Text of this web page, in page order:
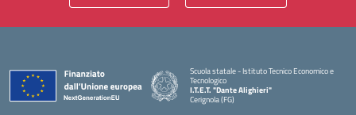
Scuola statale - Istituto Tecnico Economico e
Tecnologico
I.T.E.T. "Dante Alighieri"
Cerignola (FG)
— Visita la pagina iniziale della scuola